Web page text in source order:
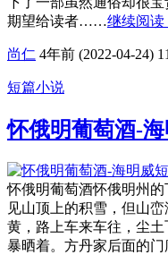
期望给读者……继续阅读
尚仁 4年前 (2022-04-24)
短篇小说
怀俄明葡萄酒-
怀俄明葡萄酒怀俄明州
见山顶上的积雪，但山
黄，路上车来车往，尘
暴晒着。方丹家后面的